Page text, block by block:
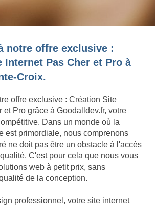
notre offre exclusive :
Internet Pas Cher et Pro à
Croix.
offre exclusive : Création Site
et Pro grâce à Goodalldev.fr, votre
Dans un monde où la
est primordiale, nous comprenons
ne doit pas être un obstacle à l'accès
C'est pour cela que nous vous
web à petit prix, sans
de la conception.
professionnel, votre site internet